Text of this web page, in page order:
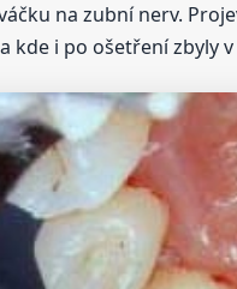
na zubní nerv.
kde i po ošetření zbyly